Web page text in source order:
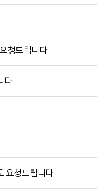
청드립니다
다.
요청드립니다.